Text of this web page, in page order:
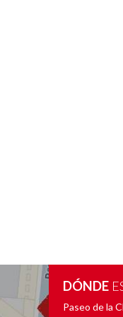
DÓNDE
Paseo de la